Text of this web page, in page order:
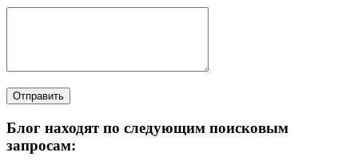
Отправить
Блог находят по следующим поисковым
запросам: